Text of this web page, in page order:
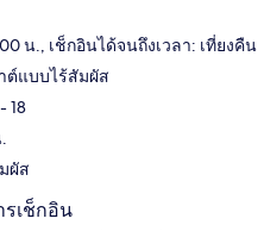
น., เช็กอินได้จนถึงเวลา: เที่ยงคืน
ต์แบบไร้สัมผัส
18
ผัส
เช็กอิน